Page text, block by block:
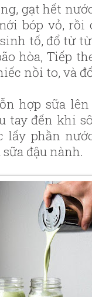
gạt hết
bóp vỏ, rồi
tố, đổ từ
hòa, Tiếp
nồi to, và
hợp sữa lên
tay đến khi
phần
đậu nành.